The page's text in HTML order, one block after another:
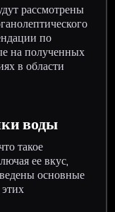
рассмотрены
по
на полученных
в области
воды
такое
ее вкус,
основные